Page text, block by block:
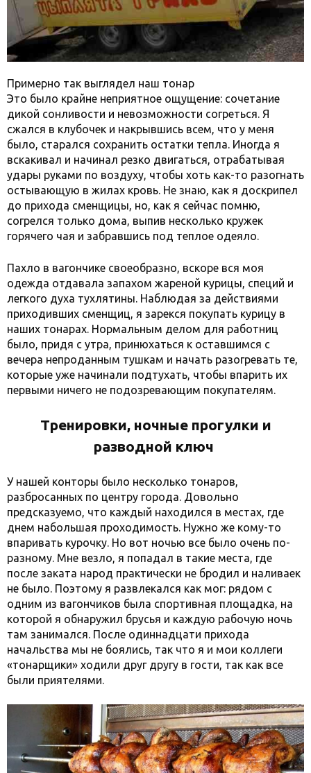
Примерно так выглядел наш тонар
Это было крайне неприятное ощущение: сочетание
дикой сонливости и невозможности согреться. Я
сжался в клубочек и накрывшись всем, что у меня
было, старался сохранить остатки тепла. Иногда я
вскакивал и начинал резко двигаться, отрабатывая
удары руками по воздуху, чтобы хоть как-то разогнать
остывающую в жилах кровь. Не знаю, как я доскрипел
до прихода сменщицы, но, как я сейчас помню,
согрелся только дома, выпив несколько кружек
горячего чая и забравшись под теплое одеяло.
Пахло в вагончике своеобразно, вскоре вся моя
одежда отдавала запахом жареной курицы, специй и
легкого духа тухлятины. Наблюдая за действиями
приходивших сменщиц, я зарекся покупать курицу в
наших тонарах. Нормальным делом для работниц
было, придя с утра, принюхаться к оставшимся с
вечера непроданным тушкам и начать разогревать те,
которые уже начинали подтухать, чтобы впарить их
первыми ничего не подозревающим покупателям.
Тренировки, ночные прогулки и
разводной ключ
У нашей конторы было несколько тонаров,
разбросанных по центру города. Довольно
предсказуемо, что каждый находился в местах, где
днем набольшая проходимость. Нужно же кому-то
впаривать курочку. Но вот ночью все было очень по-
разному. Мне везло, я попадал в такие места, где
после заката народ практически не бродил и наливаек
не было. Поэтому я развлекался как мог: рядом с
одним из вагончиков была спортивная площадка, на
которой я обнаружил брусья и каждую рабочую ночь
там занимался. После одиннадцати прихода
начальства мы не боялись, так что я и мои коллеги
«тонарщики» ходили друг другу в гости, так как все
были приятелями.